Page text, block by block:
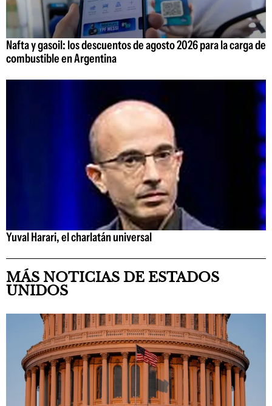
Nafta y gasoil: los descuentos de agosto 2026 para la carga de
combustible en Argentina
Yuval Harari, el charlatán universal
MÁS NOTICIAS DE ESTADOS
UNIDOS